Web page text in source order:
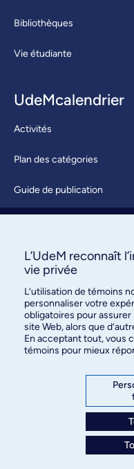
Bibliothèques
Vie étudiante
UdeMcalendrier
Activités
Plan des catégories
Guide de publication
À propos / Nous joindre
des relations
3744, rue Jean-Brillant,
Montréal (Québec) H3T
L’UdeM reconnaît
vie privée
L’utilisation de témoins
personnaliser votre
obligatoires pour
site Web, alors que
En acceptant tout, vous
témoins pour mieux